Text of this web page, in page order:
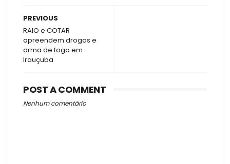
PREVIOUS
RAIO e COTAR
apreendem drogas e
arma de fogo em
Irauçuba
POST A COMMENT
Nenhum comentário